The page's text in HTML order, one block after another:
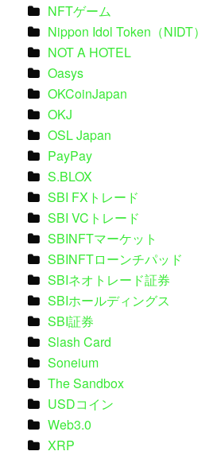
NFTゲーム
Nippon Idol Token（NIDT）
NOT A HOTEL
Oasys
OKCoinJapan
OKJ
OSL Japan
PayPay
S.BLOX
SBI FXトレード
SBI VCトレード
SBINFTマーケット
SBINFTローンチパッド
SBIネオトレード証券
SBIホールディングス
SBI証券
Slash Card
Soneium
The Sandbox
USDコイン
Web3.0
XRP